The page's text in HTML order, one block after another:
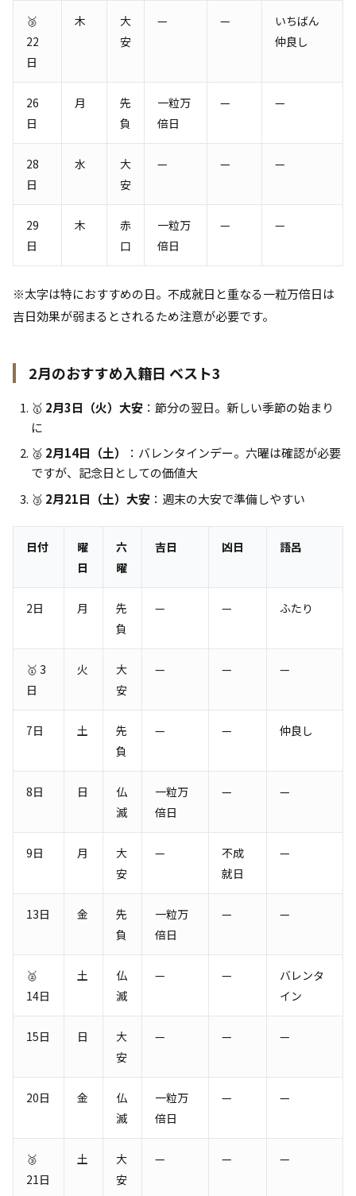
🥉
22
日
木
大
安
— —
いちばん
仲良し
26
日
月
先
負
一粒万
倍日
— —
28
日
水
大
安
— — —
29
日
木
赤
口
一粒万
倍日
— —
※太字は特におすすめの日。不成就日と重なる一粒万倍日は
吉日効果が弱まるとされるため注意が必要です。
2月のおすすめ入籍日 ベスト3
🥇 2月3日（火）大安：節分の翌日。新しい季節の始まり
に
🥈 2月14日（土）
：バレンタインデー。六曜は確認が必要
ですが、記念日としての価値大
🥉 2月21日（土）大安：週末の大安で準備しやすい
日付
曜
日
六
曜
吉日 凶日 語呂
2日 月
先
負
— — ふたり
🥇 3
日
火
大
安
— — —
7日 土
先
負
— — 仲良し
8日 日
仏
滅
一粒万
倍日
— —
9日 月
大
安
—
不成
就日
—
13日 金
先
負
一粒万
倍日
— —
🥈
14日
土
仏
滅
— —
バレンタ
イン
15日 日
大
安
— — —
20日 金
仏
滅
一粒万
倍日
— —
🥉
21日
土
大
安
— — —